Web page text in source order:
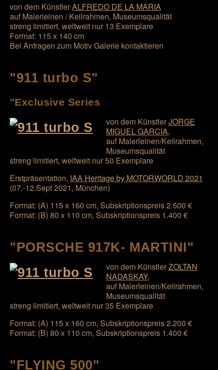
von dem KünstlerALFREDO DE LA MARIA
auf Malerleinen / Keilrahmen, Museumsqualität
streng limitiert, weltweit nur 13 Exemplare
Format: 115 x 140 cm
Bei Anfragen zum Motiv Galerie kontaktieren
"911 turbo S"
"Exclusive Series
von dem KünstlerJORGE
MIGUEL GARCIA,
auf Malerleinen/Keilrahmen,
Museumsqualität
streng limitiert, weltweit nur 50 Exemplare
Erstpräsentation, IAA Heritage by MOTORWORLD 2021
(07.-12.Sept 2021, München)
Format: (A) 115 x 160 cm, Subskriptionspreis 2.500 €
Format: (B) 80 x 110 cm, Subskriptionspreis 1.400 €
"PORSCHE 917K- MARTINI"
von dem KünstlerZOLTAN
NADASKAY,
auf Malerleinen/Keilrahmen,
Museumsqualität
streng limitiert, weltweit nur 35 Exemplare
Format: (A) 115 x 160 cm, Subskriptionspreis 2.200 €
Format: (B) 80 x 110 cm, Subskriptionspreis 1.400 €
"FLYING 500"